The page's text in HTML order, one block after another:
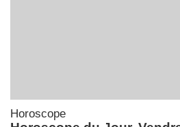
Horoscope